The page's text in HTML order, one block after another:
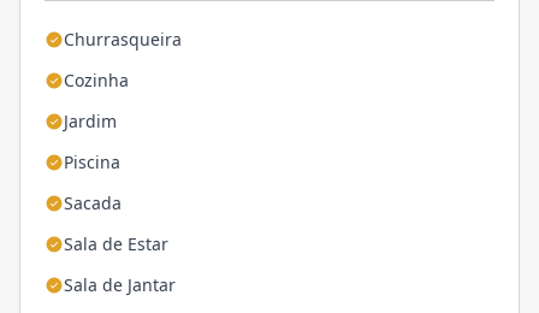
Churrasqueira
Cozinha
Jardim
Piscina
Sacada
Sala de Estar
Sala de Jantar